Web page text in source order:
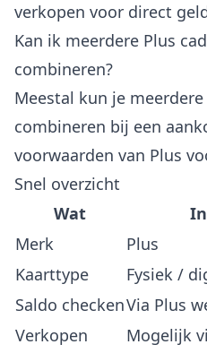
verkopen voor direct
Kan ik meerdere Plus
combineren?
Meestal kun je
combineren bij een
voorwaarden van Plus
Snel overzicht
Wat
Merk
Plus
Kaarttype
Fysiek /
Saldo checkenVia Plus
Verkopen
Mogelijk